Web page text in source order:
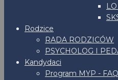
Rodzice
RADA RODZICÓW
PSYCHOLOG I
Kandydaci
Program MYP - FAQ